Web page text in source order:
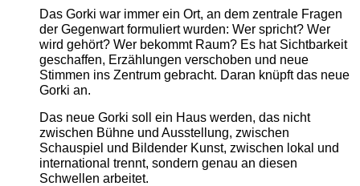
Das Gorki war immer ein Ort, an dem zentrale Fragen
der Gegenwart formuliert wurden: Wer spricht? Wer
wird gehört? Wer bekommt Raum? Es hat Sichtbarkeit
geschaffen, Erzählungen verschoben und neue
Stimmen ins Zentrum gebracht. Daran knüpft das neue
Gorki an.
Das neue Gorki soll ein Haus werden, das nicht
zwischen Bühne und Ausstellung, zwischen
Schauspiel und Bildender Kunst, zwischen lokal und
international trennt, sondern genau an diesen
Schwellen arbeitet.